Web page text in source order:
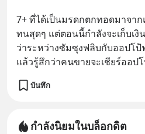
7+ ที่ได้เป็นมรดกตกทอดมาจา
ทนสุดๆ​ แต่ตอนนี้กำลังจะเก็บเงิ
ว่าระหว่างซัมซุงฟลิบกับออปโ
แล้วรู้สึกว่าคนขายจะเชียร์ออป
บันทึก
กำลังนิยมในบล็อกดิต